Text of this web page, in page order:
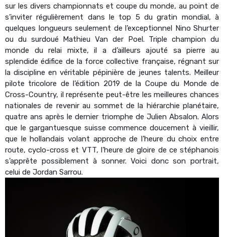
sur les divers championnats et coupe du monde, au point de
s’inviter régulièrement dans le top 5 du gratin mondial, à
quelques longueurs seulement de l’exceptionnel Nino Shurter
ou du surdoué Mathieu Van der Poel. Triple champion du
monde du relai mixte, il a d’ailleurs ajouté sa pierre au
splendide édifice de la force collective française, régnant sur
la discipline en véritable pépinière de jeunes talents. Meilleur
pilote tricolore de l’édition 2019 de la Coupe du Monde de
Cross-Country, il représente peut-être les meilleures chances
nationales de revenir au sommet de la hiérarchie planétaire,
quatre ans après le dernier triomphe de Julien Absalon. Alors
que le gargantuesque suisse commence doucement à vieillir,
que le hollandais volant approche de l’heure du choix entre
route, cyclo-cross et VTT, l’heure de gloire de ce stéphanois
s’apprête possiblement à sonner. Voici donc son portrait,
celui de Jordan Sarrou.